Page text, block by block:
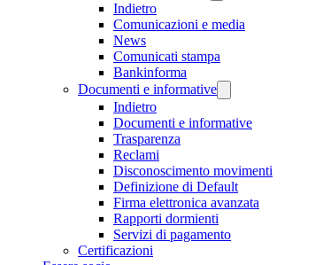
Indietro
Comunicazioni e media
News
Comunicati stampa
Bankinforma
Documenti e informative
Indietro
Documenti e informative
Trasparenza
Reclami
Disconoscimento movimenti
Definizione di Default
Firma elettronica avanzata
Rapporti dormienti
Servizi di pagamento
Certificazioni